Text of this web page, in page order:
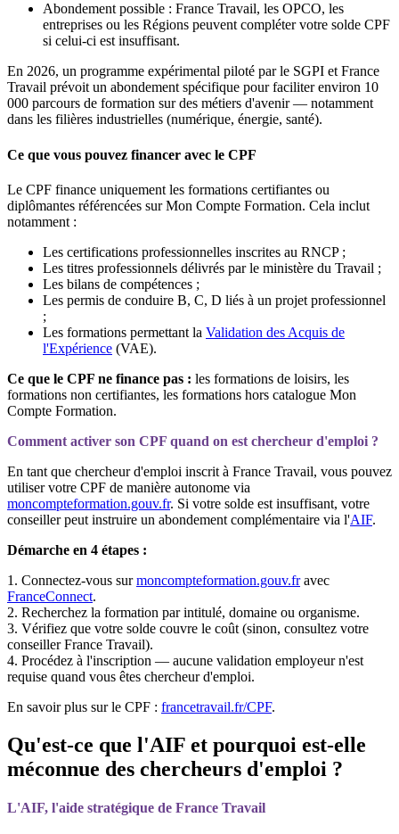
Abondement possible : France Travail, les OPCO, les
entreprises ou les Régions peuvent compléter votre solde CPF
si celui-ci est insuffisant.
En 2026, un programme expérimental piloté par le SGPI et France
Travail prévoit un abondement spécifique pour faciliter environ 10
000 parcours de formation sur des métiers d'avenir — notamment
dans les filières industrielles (numérique, énergie, santé).
Ce que vous pouvez financer avec le CPF
Le CPF finance uniquement les formations certifiantes ou
diplômantes référencées sur Mon Compte Formation. Cela inclut
notamment :
Les certifications professionnelles inscrites au RNCP ;
Les titres professionnels délivrés par le ministère du Travail ;
Les bilans de compétences ;
Les permis de conduire B, C, D liés à un projet professionnel
;
Les formations permettant la Validation des Acquis de
l'Expérience (VAE).
Ce que le CPF ne finance pas : les formations de loisirs, les
formations non certifiantes, les formations hors catalogue Mon
Compte Formation.
Comment activer son CPF quand on est chercheur d'emploi ?
En tant que chercheur d'emploi inscrit à France Travail, vous pouvez
utiliser votre CPF de manière autonome via
moncompteformation.gouv.fr. Si votre solde est insuffisant, votre
conseiller peut instruire un abondement complémentaire via l'AIF.
Démarche en 4 étapes :
1. Connectez-vous surmoncompteformation.gouv.fravec
FranceConnect.
2. Recherchez la formation par intitulé, domaine ou organisme.
3. Vérifiez que votre solde couvre le coût (sinon, consultez votre
conseiller France Travail).
4. Procédez à l'inscription — aucune validation employeur n'est
requise quand vous êtes chercheur d'emploi.
En savoir plus sur le CPF : francetravail.fr/CPF.
Qu'est-ce que l'AIF et pourquoi est-elle
méconnue des chercheurs d'emploi ?
L'AIF, l'aide stratégique de France Travail